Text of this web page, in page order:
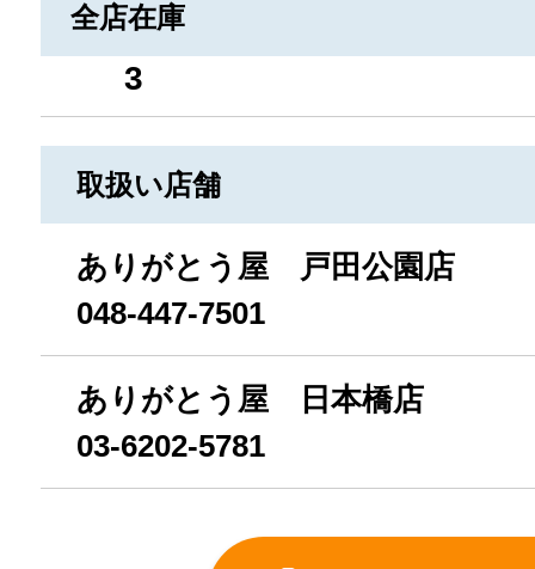
全店在庫
3
取扱い店舗
ありがとう屋 戸田公園店
048-447-7501
ありがとう屋 日本橋店
03-6202-5781